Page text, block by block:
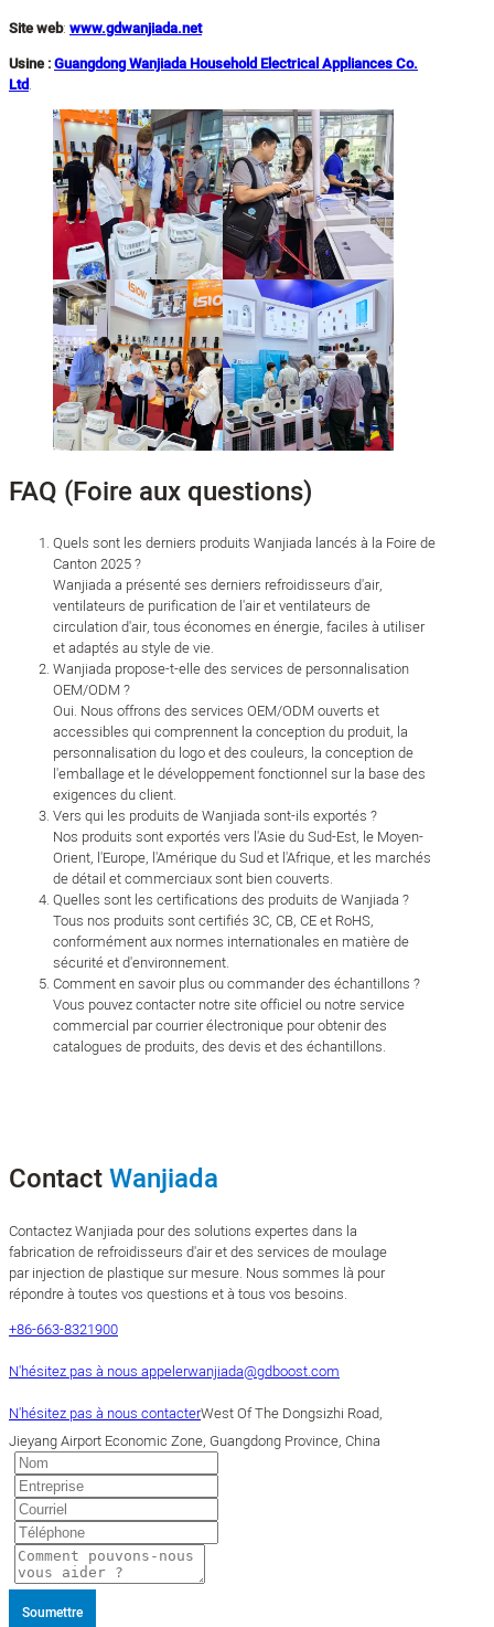
Site web: www.gdwanjiada.net
Usine :Guangdong Wanjiada Household Electrical Appliances Co.
Ltd.
FAQ (Foire aux questions)
Quels sont les derniers produits Wanjiada lancés à la Foire de
Canton 2025 ?
Wanjiada a présenté ses derniers refroidisseurs d'air,
ventilateurs de purification de l'air et ventilateurs de
circulation d'air, tous économes en énergie, faciles à utiliser
et adaptés au style de vie.
Wanjiada propose-t-elle des services de personnalisation
OEM/ODM ?
Oui. Nous offrons des services OEM/ODM ouverts et
accessibles qui comprennent la conception du produit, la
personnalisation du logo et des couleurs, la conception de
l'emballage et le développement fonctionnel sur la base des
exigences du client.
Vers qui les produits de Wanjiada sont-ils exportés ?
Nos produits sont exportés vers l'Asie du Sud-Est, le Moyen-
Orient, l'Europe, l'Amérique du Sud et l'Afrique, et les marchés
de détail et commerciaux sont bien couverts.
Quelles sont les certifications des produits de Wanjiada ?
Tous nos produits sont certifiés 3C, CB, CE et RoHS,
conformément aux normes internationales en matière de
sécurité et d'environnement.
Comment en savoir plus ou commander des échantillons ?
Vous pouvez contacter notre site officiel ou notre service
commercial par courrier électronique pour obtenir des
catalogues de produits, des devis et des échantillons.
ContactWanjiada
Contactez Wanjiada pour des solutions expertes dans la
fabrication de refroidisseurs d'air et des services de moulage
par injection de plastique sur mesure. Nous sommes là pour
répondre à toutes vos questions et à tous vos besoins.
+86-663-8321900
N'hésitez pas à nous appelerwanjiada@gdboost.com
N'hésitez pas à nous contacterWest Of The Dongsizhi Road,
Jieyang Airport Economic Zone, Guangdong Province, China
Soumettre